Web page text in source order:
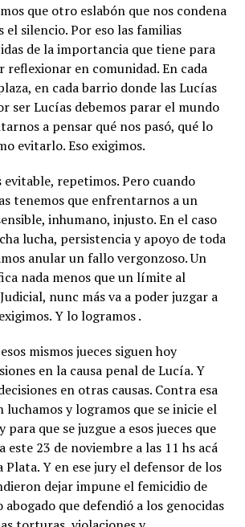
que otro eslabón que nos condena
el silencio. Por eso las familias
de la importancia que tiene para
reflexionar en comunidad. En cada
en cada barrio donde las Lucías
ser Lucías debemos parar el mundo
a pensar qué nos pasó, qué lo
evitarlo. Eso exigimos.
evitable, repetimos. Pero cuando
tenemos que enfrentarnos a un
inhumano, injusto. En el caso
lucha, persistencia y apoyo de toda
anular un fallo vergonzoso. Un
nada menos que un límite al
nunc más va a poder juzgar a
Y lo logramos .
mismos jueces siguen hoy
en la causa penal de Lucía. Y
en otras causas. Contra esa
y logramos que se inicie el
que se juzgue a esos jueces que
este 23 de noviembre a las 11 hs acá
Plata. Y en ese jury el defensor de los
dejar impune el femicidio de
abogado que defendió a los genocidas